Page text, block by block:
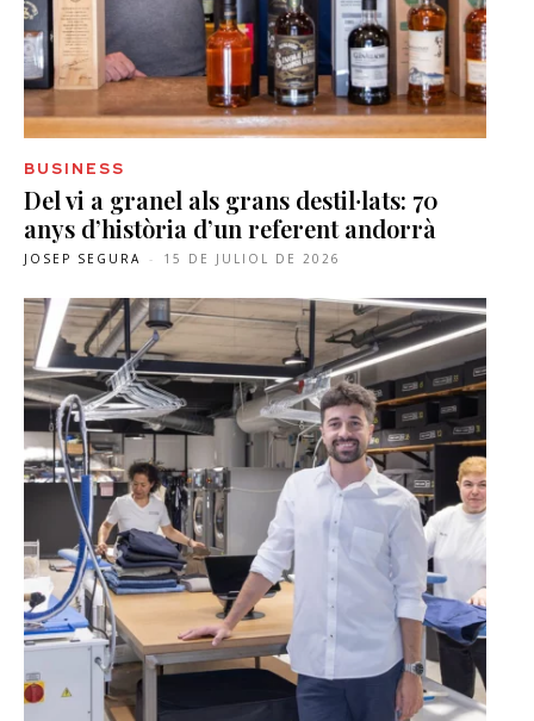
BUSINESS
Del vi a granel als grans destil·lats: 70
anys d’història d’un referent andorrà
JOSEP SEGURA - 15 DE JULIOL DE 2026